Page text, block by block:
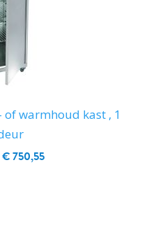
warmhoud kast , 1
€ 750,55